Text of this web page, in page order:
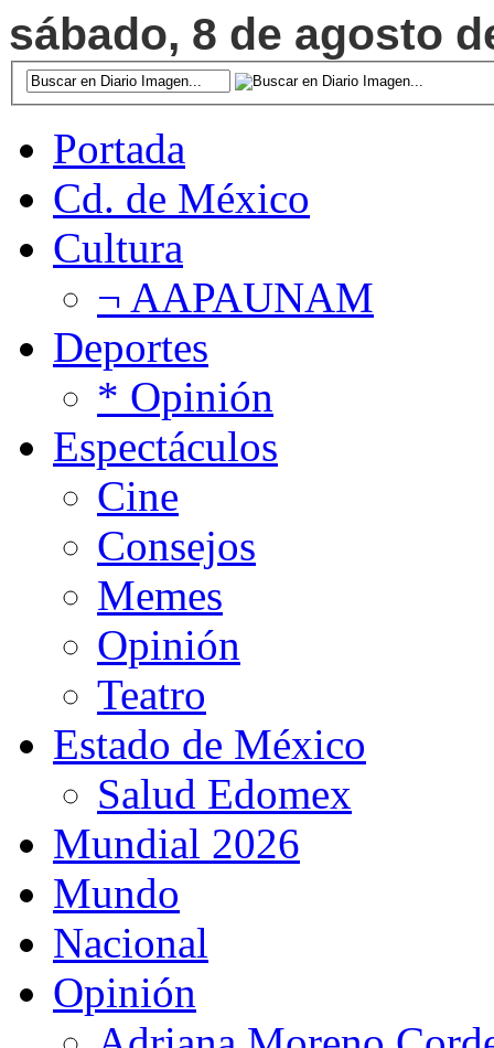
sábado, 8 de agosto
Portada
Cd. de México
Cultura
¬ AAPAUNAM
Deportes
* Opinión
Espectáculos
Cine
Consejos
Memes
Opinión
Teatro
Estado de México
Salud Edomex
Mundial 2026
Mundo
Nacional
Opinión